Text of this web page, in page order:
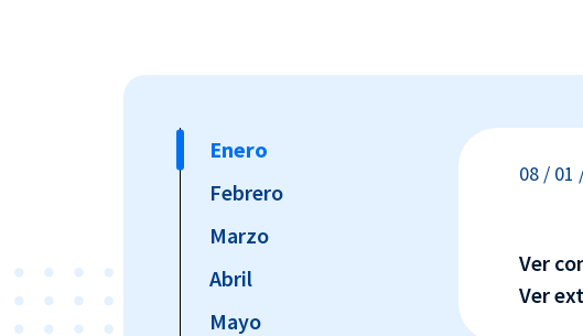
Enero
Febrero
Marzo
Abril
Mayo
08 / 01
Ver
Ver